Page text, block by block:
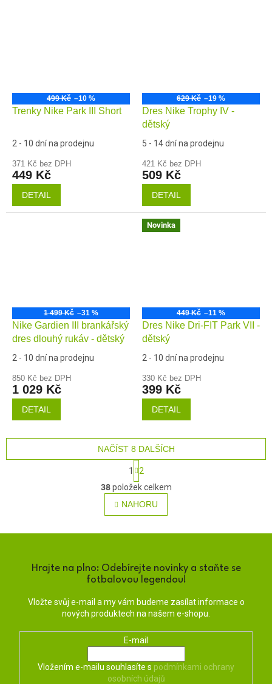
499 Kč –10 %
Trenky Nike Park III Short
2 - 10 dní na prodejnu
371 Kč bez DPH
449 Kč
DETAIL
629 Kč –19 %
Dres Nike Trophy IV -
dětský
5 - 14 dní na prodejnu
421 Kč bez DPH
509 Kč
DETAIL
1 499 Kč –31 %
Nike Gardien III brankářský
dres dlouhý rukáv - dětský
2 - 10 dní na prodejnu
850 Kč bez DPH
1 029 Kč
DETAIL
Novinka
449 Kč –11 %
Dres Nike Dri-FIT Park VII -
dětský
2 - 10 dní na prodejnu
330 Kč bez DPH
399 Kč
DETAIL
O
v
l
á
p
r
v
v
ý
i
s
NAČÍST 8 DALŠÍCH
t
r
á
n
k
í
1
2
38položek celkem
NAHORU
Hrajte na plno: Odebírejte novinky a staňte se
fotbalovou legendou!
Vložte svůj e-mail a my vám budeme zasílat informace o
nových produktech na našem e-shopu.
E-mail
Vložením e-mailu souhlasíte s podmínkami ochrany
osobních údajů